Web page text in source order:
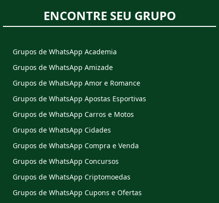
ENCONTRE SEU GRUPO
Grupos de WhatsApp Academia
Grupos de WhatsApp Amizade
Grupos de WhatsApp Amor e Romance
Grupos de WhatsApp Apostas Esportivas
Grupos de WhatsApp Carros e Motos
Grupos de WhatsApp Cidades
Grupos de WhatsApp Compra e Venda
Grupos de WhatsApp Concursos
Grupos de WhatsApp Criptomoedas
Grupos de WhatsApp Cupons e Ofertas